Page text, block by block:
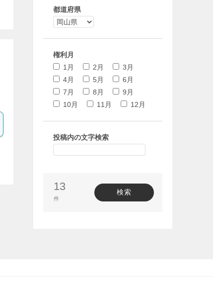
都道府県
権利月
1月
2月
3月
4月
5月
6月
7月
8月
9月
10月
11月 12月
投稿内の文字検索
13
件
検索